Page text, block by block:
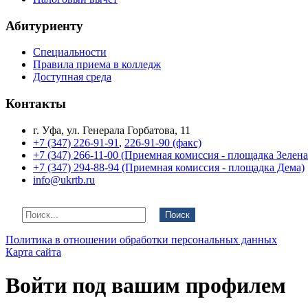
Абитуриенту
Специальности
Правила приема в колледж
Доступная среда
Контакты
г. Уфа, ул. Генерала Горбатова, 11
+7 (347) 226-91-91 , 226-91-90 (факс)
+7 (347) 266-11-00 (Приемная комиссия - площадка
+7 (347) 294-88-94 (Приемная комиссия - площадка Дема)
info@ukrtb.ru
Поиск
Политика в отношении обработки персональных данных
Карта сайта
Войти под вашим профилем